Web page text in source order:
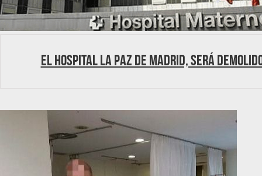
El Hospital La Paz de Madrid, será